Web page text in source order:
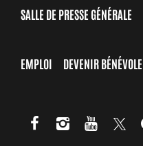
SALLE DE PRESSE GÉNÉRALE
EMPLOI DEVENIR BÉNÉVOLE